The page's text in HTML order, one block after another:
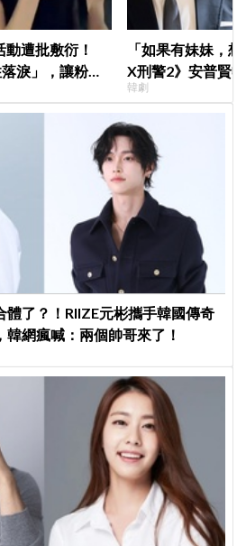
遭批敷衍！
淚」，讓粉絲
「如果有妹妹，
X刑警2》安普賢
哥哥們都認證的
韓劇
體了？！RIIZE元彬攜手韓國傳奇
網瘋喊：兩個帥哥來了！